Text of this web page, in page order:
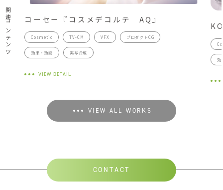
関連コンテンツ コーセー『コスメデコルテ AQ』
Cosmetic TV-CM VFX プロダクトCG
効果・効能 実写合成
VIEW DETAIL
効
VIEW ALL WORKS
CONTACT